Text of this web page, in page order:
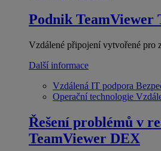
Podnik TeamViewer
Vzdálené připojení vytvořené pro
Další informace
Vzdálená IT podpora
Operační technologie
Řešení problémů v
TeamViewer DEX